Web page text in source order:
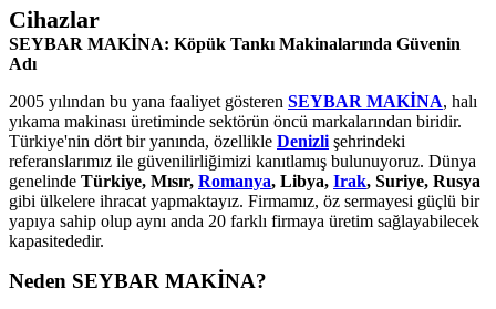
Cihazlar
SEYBAR MAKİNA: Köpük Tankı Makinalarında Güvenin
Adı
2005 yılından bu yana faaliyet gösteren SEYBAR MAKİNA, halı
yıkama makinası üretiminde sektörün öncü markalarından biridir.
Türkiye'nin dört bir yanında, özellikle Denizli şehrindeki
referanslarımız ile güvenilirliğimizi kanıtlamış bulunuyoruz. Dünya
genelinde Türkiye, Mısır, Romanya, Libya, Irak, Suriye, Rusya
gibi ülkelere ihracat yapmaktayız. Firmamız, öz sermayesi güçlü bir
yapıya sahip olup aynı anda 20 farklı firmaya üretim sağlayabilecek
kapasitededir.
Neden SEYBAR MAKİNA?